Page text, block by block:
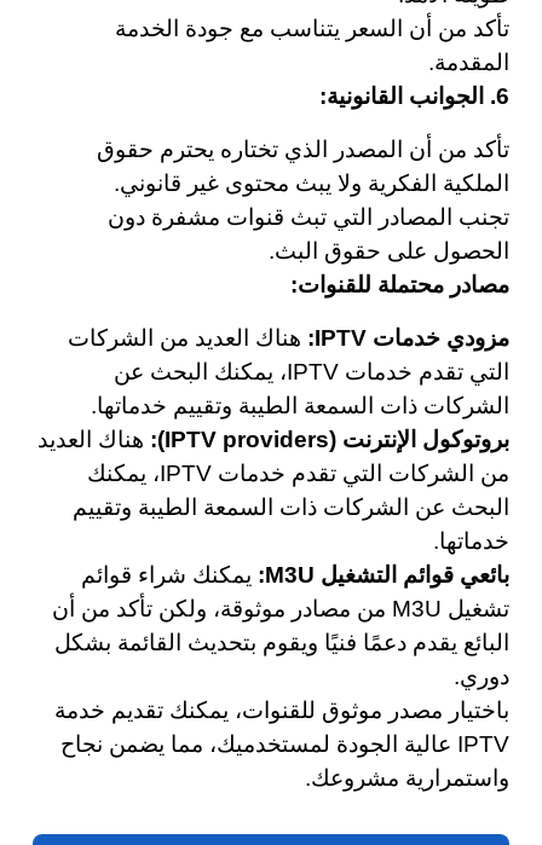
تأكد من أن السعر يتناسب مع جودة الخدمة
المقدمة.
6. الجوانب القانونية:
تأكد من أن المصدر الذي تختاره يحترم حقوق
الملكية الفكرية ولا يبث محتوى غير قانوني.
تجنب المصادر التي تبث قنوات مشفرة دون
الحصول على حقوق البث.
مصادر محتملة للقنوات:
مزودي خدمات IPTV:
هناك العديد من الشركات
التي تقدم خدمات IPTV، يمكنك البحث عن
الشركات ذات السمعة الطيبة وتقييم خدماتها.
بروتوكول الإنترنت (IPTV providers):
هناك العديد
من الشركات التي تقدم خدمات IPTV، يمكنك
البحث عن الشركات ذات السمعة الطيبة وتقييم
خدماتها.
بائعي قوائم التشغيل M3U:
يمكنك شراء قوائم
تشغيل M3U من مصادر موثوقة، ولكن تأكد من أن
البائع يقدم دعمًا فنيًا ويقوم بتحديث القائمة بشكل
دوري.
باختيار مصدر موثوق للقنوات، يمكنك تقديم خدمة
IPTV عالية الجودة لمستخدميك، مما يضمن نجاح
واستمرارية مشروعك.